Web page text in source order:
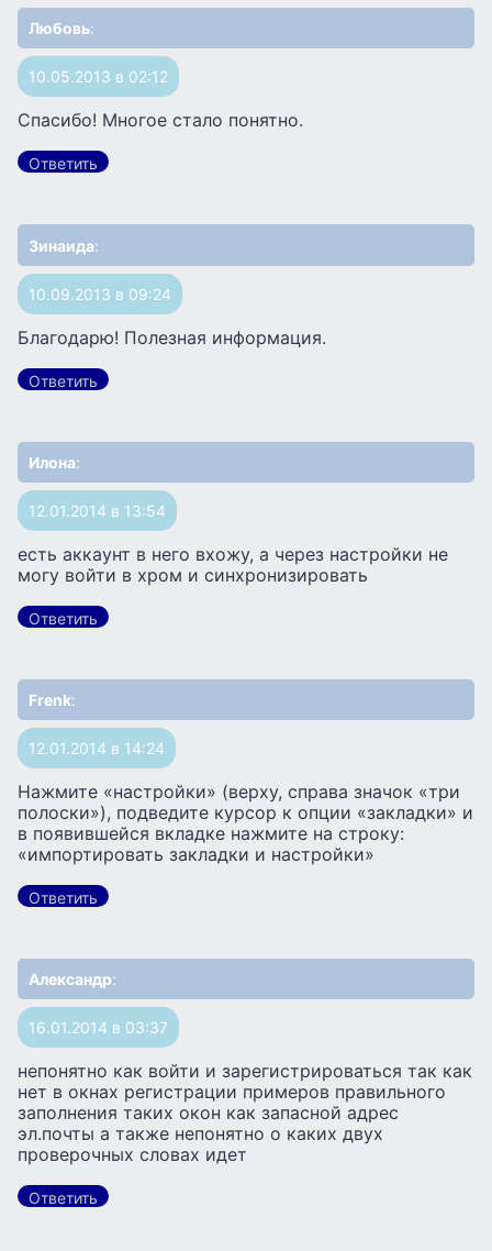
Любовь:
10.05.2013 в 02:12
Спасибо! Многое стало понятно.
Ответить
Зинаида:
10.09.2013 в 09:24
Благодарю! Полезная информация.
Ответить
Илона:
12.01.2014 в 13:54
есть аккаунт в него вхожу, а через настройки не
могу войти в хром и синхронизировать
Ответить
Frenk:
12.01.2014 в 14:24
Нажмите «настройки» (верху, справа значок «три
полоски»), подведите курсор к опции «закладки» и
в появившейся вкладке нажмите на строку:
«импортировать закладки и настройки»
Ответить
Александр:
16.01.2014 в 03:37
непонятно как войти и зарегистрироваться так как
нет в окнах регистрации примеров правильного
заполнения таких окон как запасной адрес
эл.почты а также непонятно о каких двух
проверочных словах идет
Ответить